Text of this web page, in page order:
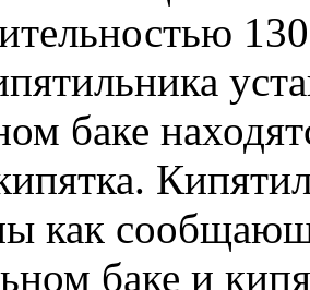
баке
как
баке и